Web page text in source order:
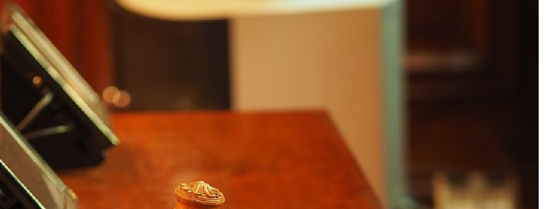
Terremoto a Pisa: la terra trema
ancora, scossa di magnitudo 2.4